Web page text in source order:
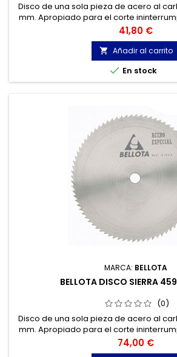
Disco de una sola pieza de acero al
mm. Apropiado para el corte
metales no férricos. Para trabajos
Precio
41,80 €
 Añadir al carrito
 En stock
MARCA: BELLOTA
BELLOTA DISCO SIERRA
(0)
Disco de una sola pieza de acero al
mm. Apropiado para el corte
metales no férricos. Para trabajos
Precio
74,00 €